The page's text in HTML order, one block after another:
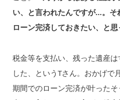
い、と言われたんですが…。そ
ローン完済しておきたい、と思
税金等を支払い、残った遺産
した、というTさん。おかげで
期間でのローン完済が叶ったそ